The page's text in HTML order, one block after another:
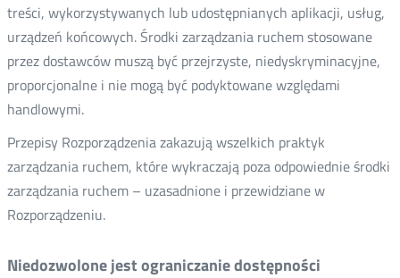
treści, wykorzystywanych lub udostępnianych aplikacji, usług,
urządzeń końcowych. Środki zarządzania ruchem stosowane
przez dostawców muszą być przejrzyste, niedyskryminacyjne,
proporcjonalne i nie mogą być podyktowane względami
handlowymi.
Przepisy Rozporządzenia zakazują wszelkich praktyk
zarządzania ruchem, które wykraczają poza odpowiednie środki
zarządzania ruchem – uzasadnione i przewidziane w
Rozporządzeniu.
Niedozwolone jest ograniczanie dostępności